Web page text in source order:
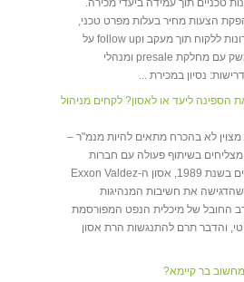
הצעות מחיר בעלות מפרט טכני,
הכנת מצגות והצגת הפתרונות ללקוח תוך מעקב וfollow up על
הפרויקטים. העבודה בממשק עם מחלקת presale ומנהלי
נסיון במכירת ...
הספינה ליעד או לאסון? לקחים מניהול
לא בהכרח מתאים להיות מנמ"ר –
מצליחים בשיתוף פעולה עם חברות
תמיכה טכנית ואינטגרטורים בשנת 1989, אסון ה-Exxon Valdez
שהדגישה את חשיבות המנהיגות
החובל של מיכלית הנפט המפורסמת
והדבר תרם להתנגשות הרת אסון
בר קיימא?